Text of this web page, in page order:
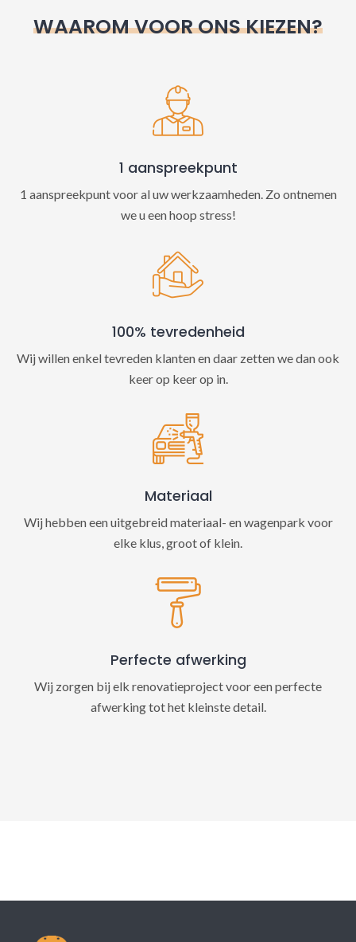
WAAROM VOOR ONS KIEZEN?
1 aanspreekpunt
1 aanspreekpunt voor al uw werkzaamheden. Zo ontnemen
we u een hoop stress!
100% tevredenheid
Wij willen enkel tevreden klanten en daar zetten we dan ook
keer op keer op in.
Materiaal
Wij hebben een uitgebreid materiaal- en wagenpark voor
elke klus, groot of klein.
Perfecte afwerking
Wij zorgen bij elk renovatieproject voor een perfecte
afwerking tot het kleinste detail.